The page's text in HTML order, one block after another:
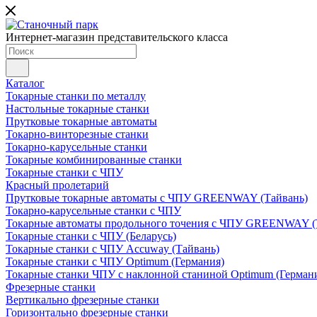
Интернет-магазин представительского класса
Каталог
Токарные станки по металлу
Настольные токарные станки
Прутковые токарные автоматы
Токарно-винторезные станки
Токарно-карусельные станки
Токарные комбинированные станки
Токарные станки с ЧПУ
Красный пролетарий
Прутковые токарные автоматы с ЧПУ GREENWAY (Тайвань)
Токарно-карусельные станки с ЧПУ
Токарные автоматы продольного точения с ЧПУ GREENWAY
Токарные станки с ЧПУ (Беларусь)
Токарные станки с ЧПУ Accuway (Тайвань)
Токарные станки с ЧПУ Optimum (Германия)
Токарные станки ЧПУ с наклонной станиной Optimum
Фрезерные станки
Вертикально фрезерные станки
Горизонтально фрезерные станки